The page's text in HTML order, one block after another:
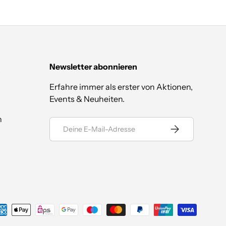
Newsletter abonnieren
Erfahre immer als erster von Aktionen,
Events & Neuheiten.
E-Mail Abonnieren